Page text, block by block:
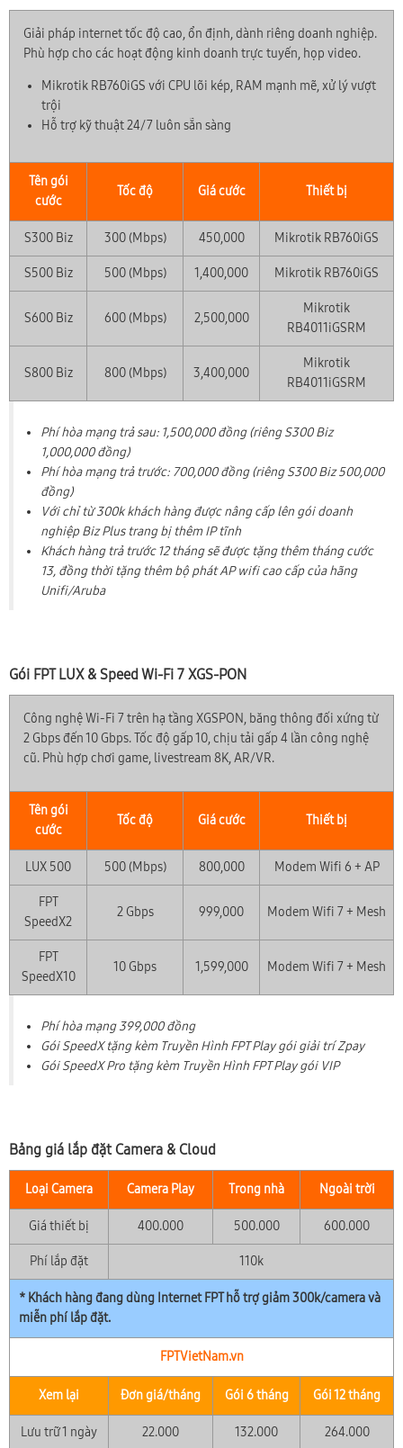
Giải pháp internet tốc độ cao, ổn định, dành riêng doanh nghiệp.
Phù hợp cho các hoạt động kinh doanh trực tuyến, họp video.
Mikrotik RB760iGS với CPU lõi kép, RAM mạnh mẽ, xử lý vượt
trội
Hỗ trợ kỹ thuật 24/7 luôn sẵn sàng
Tên gói
cước
Tốc độ Giá cước Thiết bị
S300 Biz 300 (Mbps) 450,000 Mikrotik RB760iGS
S500 Biz 500 (Mbps) 1,400,000 Mikrotik RB760iGS
S600 Biz 600 (Mbps) 2,500,000
Mikrotik
RB4011iGSRM
S800 Biz 800 (Mbps) 3,400,000
Mikrotik
RB4011iGSRM
Phí hòa mạng trả sau: 1,500,000 đồng (riêng S300 Biz
1,000,000 đồng)
Phí hòa mạng trả trước: 700,000 đồng (riêng S300 Biz 500,000
đồng)
Với chỉ từ 300k khách hàng được nâng cấp lên gói doanh
nghiệp Biz Plus trang bị thêm IP tĩnh
Khách hàng trả trước 12 tháng sẽ được tặng thêm tháng cước
13, đồng thời tặng thêm bộ phát AP wifi cao cấp của hãng
Unifi/Aruba
Gói FPT LUX & Speed Wi-Fi 7 XGS-PON
Công nghệ Wi-Fi 7 trên hạ tầng XGSPON, băng thông đối xứng từ
2 Gbps đến 10 Gbps. Tốc độ gấp 10, chịu tải gấp 4 lần công nghệ
cũ. Phù hợp chơi game, livestream 8K, AR/VR.
Tên gói
cước
Tốc độ Giá cước Thiết bị
LUX 500 500 (Mbps) 800,000 Modem Wifi 6 + AP
FPT
SpeedX2
2 Gbps 999,000 Modem Wifi 7 + Mesh
FPT
SpeedX10
10 Gbps 1,599,000 Modem Wifi 7 + Mesh
Phí hòa mạng 399,000 đồng
Gói SpeedX tặng kèm Truyền Hình FPT Play gói giải trí Zpay
Gói SpeedX Pro tặng kèm Truyền Hình FPT Play gói VIP
Bảng giá lắp đặt Camera & Cloud
Loại Camera Camera Play Trong nhà Ngoài trời
Giá thiết bị 400.000 500.000 600.000
Phí lắp đặt 110k
* Khách hàng đang dùng Internet FPT hỗ trợ giảm 300k/camera và
miễn phí lắp đặt.
FPTVietNam.vn
Xem lại Đơn giá/tháng Gói 6 tháng Gói 12 tháng
Lưu trữ 1 ngày 22.000 132.000 264.000